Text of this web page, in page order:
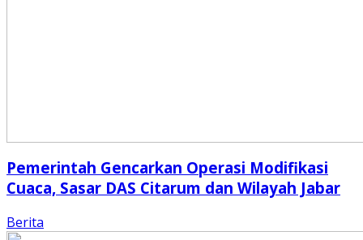
Pemerintah Gencarkan Operasi Modifikasi
Cuaca, Sasar DAS Citarum dan Wilayah Jabar
Berita